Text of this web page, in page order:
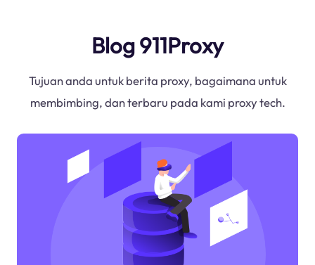
Blog 911Proxy
Tujuan anda untuk berita proxy, bagaimana untuk
membimbing, dan terbaru pada kami proxy tech.